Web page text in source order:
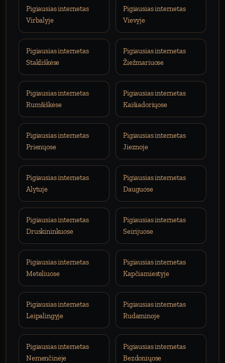
Pigiausias internetas
Virbalyje
Pigiausias internetas
Vievyje
Pigiausias internetas
Stakliškėse
Pigiausias internetas
Žiežmariuose
Pigiausias internetas
Rumšiškėse
Pigiausias internetas
Kaišiadoriųose
Pigiausias internetas
Prienųose
Pigiausias internetas
Jieznoje
Pigiausias internetas
Alytuje
Pigiausias internetas
Dauguose
Pigiausias internetas
Druskininkuose
Pigiausias internetas
Seirijuose
Pigiausias internetas
Meteliuose
Pigiausias internetas
Kapčiamiestyje
Pigiausias internetas
Leipalingyje
Pigiausias internetas
Rudaminoje
Pigiausias internetas
Nemenčinėje
Pigiausias internetas
Bezdoniųose